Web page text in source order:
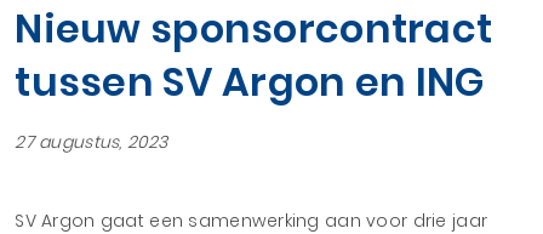
Nieuw sponsorcontract
tussen SV Argon en ING
27 augustus, 2023
SV Argon gaat een samenwerking aan voor drie jaar